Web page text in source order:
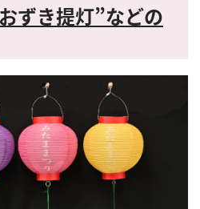
ずき提灯”などの